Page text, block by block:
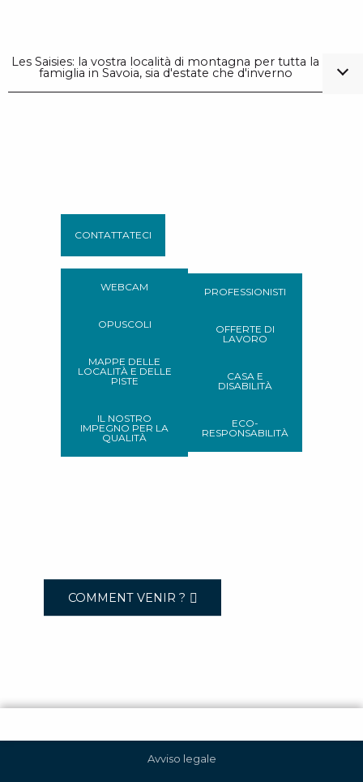
Les Saisies: la vostra località di montagna per tutta la
famiglia in Savoia, sia d'estate che d'inverno
CONTATTATECI
WEBCAM
OPUSCOLI
MAPPE DELLE
LOCALITÀ E DELLE
PISTE
IL NOSTRO
IMPEGNO PER LA
QUALITÀ
PROFESSIONISTI
OFFERTE DI
LAVORO
CASA E
DISABILITÀ
ECO-
RESPONSABILITÀ
COMMENT VENIR ?
Avviso legale